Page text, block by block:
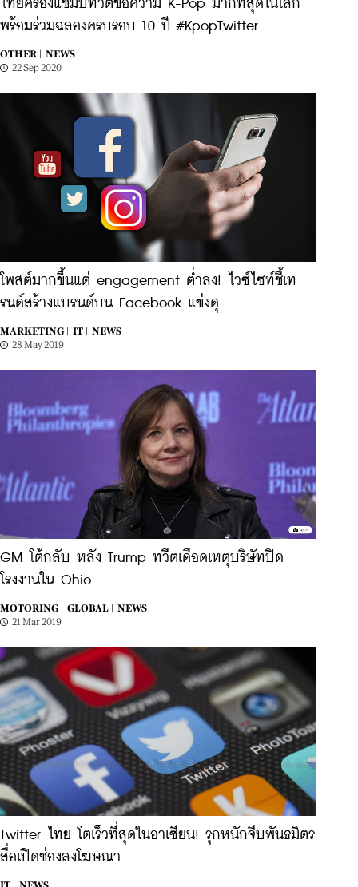
ไทยครองแชมป์ทวีตข้อความ K-Pop มากที่สุดในโลก
พร้อมร่วมฉลองครบรอบ 10 ปี #KpopTwitter
OTHER |
NEWS
22 Sep 2020
โพสต์มากขึ้นแต่ engagement ต่ำลง! ไวซ์ไซท์ชี้เท
รนด์สร้างแบรนด์บน Facebook แข่งดุ
MARKETING | IT |
NEWS
28 May 2019
GM โต้กลับ หลัง Trump ทวีตเดือดเหตุบริษัทปิด
โรงงานใน Ohio
MOTORING | GLOBAL |
NEWS
21 Mar 2019
Twitter ไทย โตเร็วที่สุดในอาเซียน! รุกหนักจีบพันธมิตร
สื่อเปิดช่องลงโฆษณา